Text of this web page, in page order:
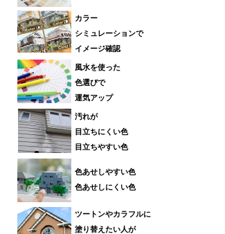
カラー
シミュレーションで
イメージ確認
風水を使った
色選びで
運気アップ
汚れが
目立ちにくい色
目立ちやすい色
色あせしやすい色
色あせしにくい色
ツートンやカラフルに
塗り替えたい人が